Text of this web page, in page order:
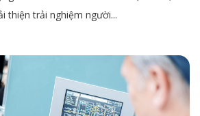
thiện trải nghiệm người...